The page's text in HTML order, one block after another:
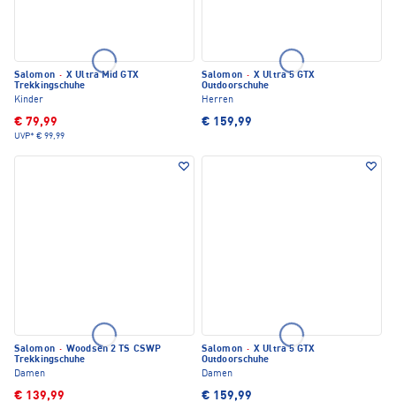
Salomon · X Ultra Mid GTX
Trekkingschuhe
Kinder
€ 79,99
UVP* € 99,99
Salomon · X Ultra 5 GTX
Outdoorschuhe
Herren
€ 159,99
Salomon · Woodsen 2 TS CSWP
Trekkingschuhe
Damen
€ 139,99
Salomon · X Ultra 5 GTX
Outdoorschuhe
Damen
€ 159,99